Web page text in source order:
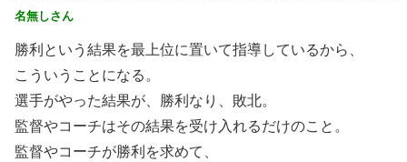
名無しさん
勝利という結果を最上位に置いて指導しているから、
こういうことになる。
選手がやった結果が、勝利なり、敗北。
監督やコーチはその結果を受け入れるだけのこと。
監督やコーチが勝利を求めて、